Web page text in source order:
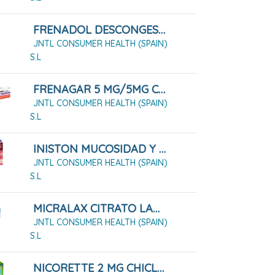
FRENADOL DESCONGESTIVO CÁPSULAS DURAS 16 CÁPSULAS
JNTL CONSUMER HEALTH (SPAIN)
S.L
FRENAGAR 5 MG/5MG COMPRIMIDOS PARA CHUPAR , 20 COMPRIMIDOS
JNTL CONSUMER HEALTH (SPAIN)
S.L
INISTON MUCOSIDAD Y CONGESTIÓN 20 MG/ML + 6 MG/ML JARABE 200ML
JNTL CONSUMER HEALTH (SPAIN)
S.L
MICRALAX CITRATO LAURIL SULFATO 450MG/45 MG SOLUCIÓN RECTAL 12 MICROENEMAS
JNTL CONSUMER HEALTH (SPAIN)
S.L
NICORETTE 2 MG CHICLES MEDICAMENTOSOS 210 CHICLES